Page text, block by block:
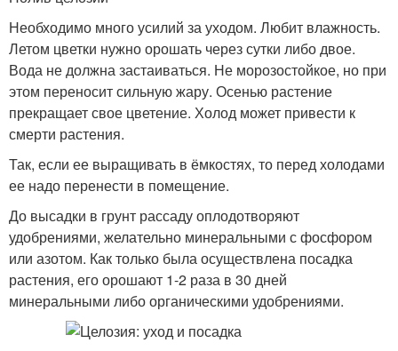
Необходимо много усилий за уходом. Любит влажность.
Летом цветки нужно орошать через сутки либо двое.
Вода не должна застаиваться. Не морозостойкое, но при
этом переносит сильную жару. Осенью растение
прекращает свое цветение. Холод может привести к
смерти растения.
Так, если ее выращивать в ёмкостях, то перед холодами
ее надо перенести в помещение.
До высадки в грунт рассаду оплодотворяют
удобрениями, желательно минеральными с фосфором
или азотом. Как только была осуществлена посадка
растения, его орошают 1-2 раза в 30 дней
минеральными либо органическими удобрениями.